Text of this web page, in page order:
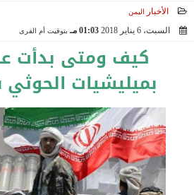
الأخبار اليمن
السبت، 6 يناير 2018 01:03 مـ بتوقيت أم القرى
كيف ومتى بدأت
بميليشيات